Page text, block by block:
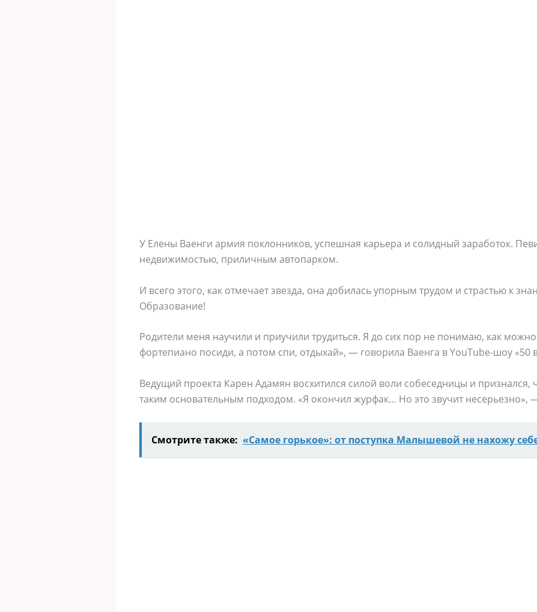
У Елены Ваенги армия поклонников, успешная карьера и солидный заработок.
недвижимостью, приличным автопарком.
И всего этого, как отмечает звезда, она добилась упорным трудом и страстью к
Образование!
Родители меня научили и приучили трудиться. Я до сих пор не понимаю, как можно
фортепиано посиди, а потом спи, отдыхай», — говорила Ваенга в YouTube-шоу «50
Ведущий проекта Карен Адамян восхитился силой воли собеседницы и признался,
таким основательным подходом. «Я окончил журфак… Но это звучит несерьезно»,
Смотрите также: «Самое горькое»: от поступка Малышевой не нахожу